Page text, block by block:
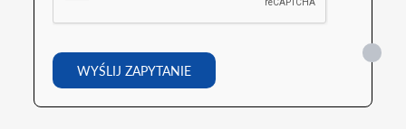
WYŚLIJ ZAPYTANIE